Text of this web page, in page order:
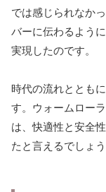
では感じられなか
バーに伝わるよう
実現したのです。
時代の流れととも
す。ウォームロー
は、快適性と安全
たと言えるでしょう